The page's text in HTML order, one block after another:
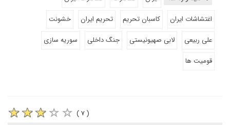
اغتشاشات ایران
کاسبان تحریم تحریم ایران
خشونت
علی ربیعی
لابی صهیونیستی جنگ داخلی
سوریه سازی
قومیت ها
( ۷ )